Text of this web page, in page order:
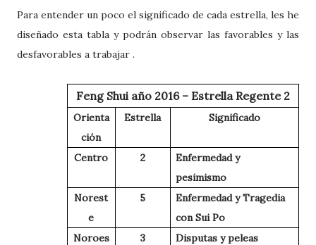
Para entender un poco el significado de cada estrella, les he
diseñado esta tabla y podrán observar las favorables y las
desfavorables a trabajar .
Feng Shui año 2016 – Estrella Regente 2
Orienta
ción
Estrella Significado
Centro 2
Enfermedad y
pesimismo
Norest
e
5
Enfermedad y Tragedia
con Sui Po
Noroes
3 Disputas y peleas